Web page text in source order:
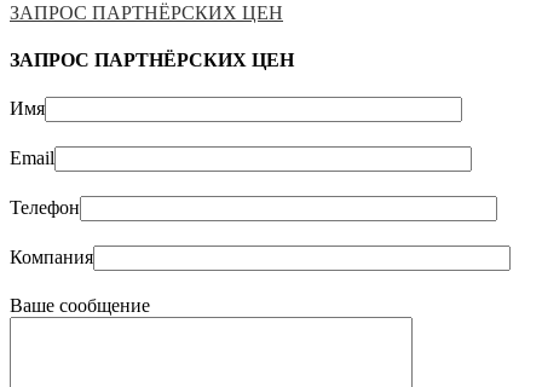
ЗАПРОС ПАРТНЁРСКИХ ЦЕН
ЗАПРОС ПАРТНЁРСКИХ ЦЕН
Имя
Email
Телефон
Компания
Ваше сообщение